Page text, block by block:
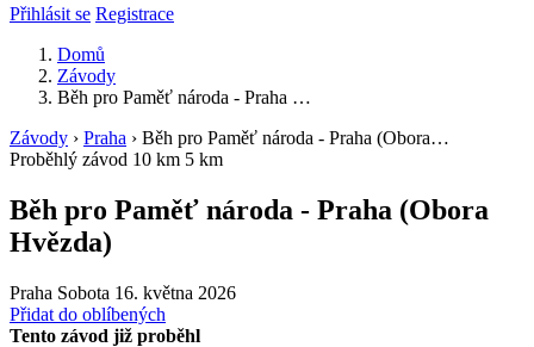
Přihlásit se Registrace
Domů
Závody
Běh pro Paměť národa - Praha …
Závody › Praha › Běh pro Paměť národa - Praha (Obora…
Proběhlý závod 10 km 5 km
Běh pro Paměť národa - Praha (Obora
Hvězda)
Praha Sobota 16. května 2026
Přidat do oblíbených
Tento závod již proběhl